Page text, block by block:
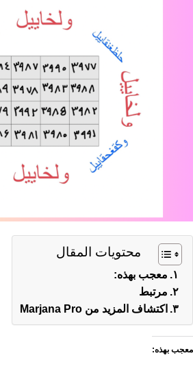
محتويات المقال
معجب بهذه:
مرتبط
اكتشاف المزيد من Marjana Pro
معجب بهذه: